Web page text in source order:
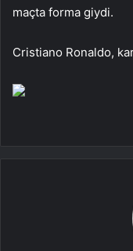
maçta forma giydi.
Cristiano Ronaldo,